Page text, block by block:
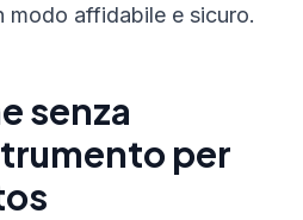
modo affidabile e sicuro.
senza
per